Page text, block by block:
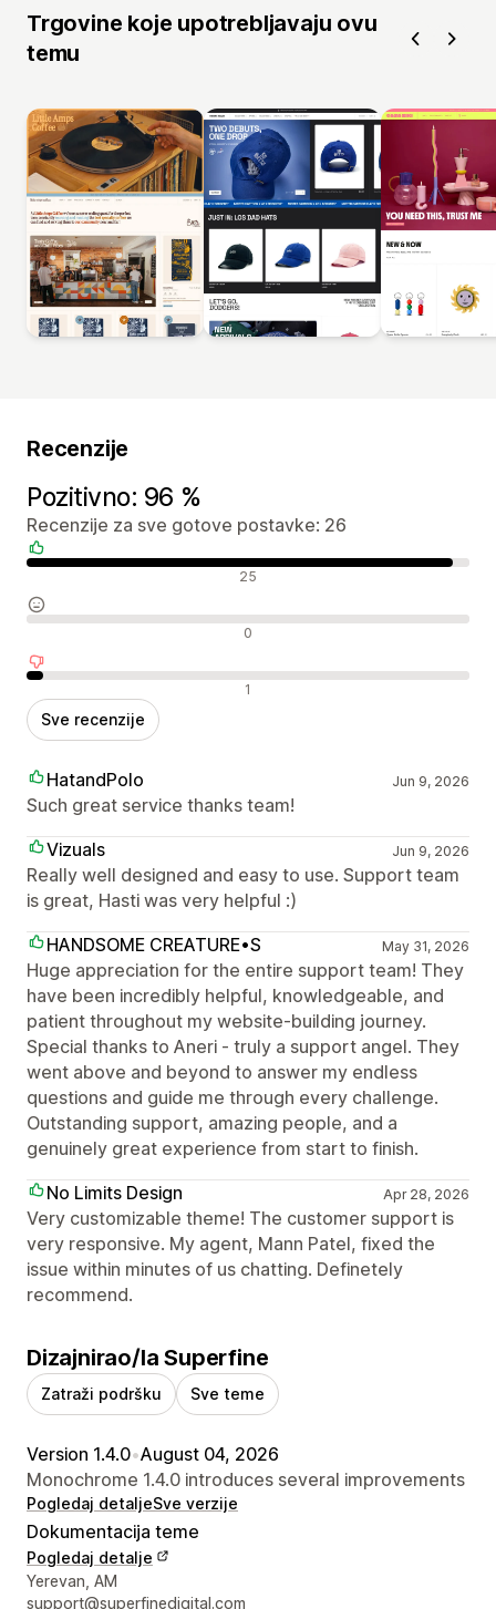
Trgovine koje upotrebljavaju ovu
temu
Recenzije
Pozitivno: 96 %
Recenzije za sve gotove postavke: 26
Pozitivne recenzije 25
Neutralne recenzije 0
Negativne recenzije 1
Sve recenzije
HatandPolo Jun 9, 2026
Such great service thanks team!
Vizuals
Jun 9, 2026
Really well designed and easy to use. Support team
is great, Hasti was very helpful :)
HANDSOME CREATURE•S
May 31, 2026
Huge appreciation for the entire support team! They
have been incredibly helpful, knowledgeable, and
patient throughout my website-building journey.
Special thanks to Aneri - truly a support angel. They
went above and beyond to answer my endless
questions and guide me through every challenge.
Outstanding support, amazing people, and a
genuinely great experience from start to finish.
No Limits Design
Apr 28, 2026
Very customizable theme! The customer support is
very responsive. My agent, Mann Patel, fixed the
issue within minutes of us chatting. Definetely
recommend.
Dizajnirao/la Superfine
Zatraži podršku Sve teme
Version 1.4.0•August 04, 2026
Monochrome 1.4.0 introduces several improvements
Pogledaj detaljeSve verzije
Dokumentacija teme
Pogledaj detalje
Podaci za kontakt dizajnera
Yerevan, AM
support@superfinedigital.com